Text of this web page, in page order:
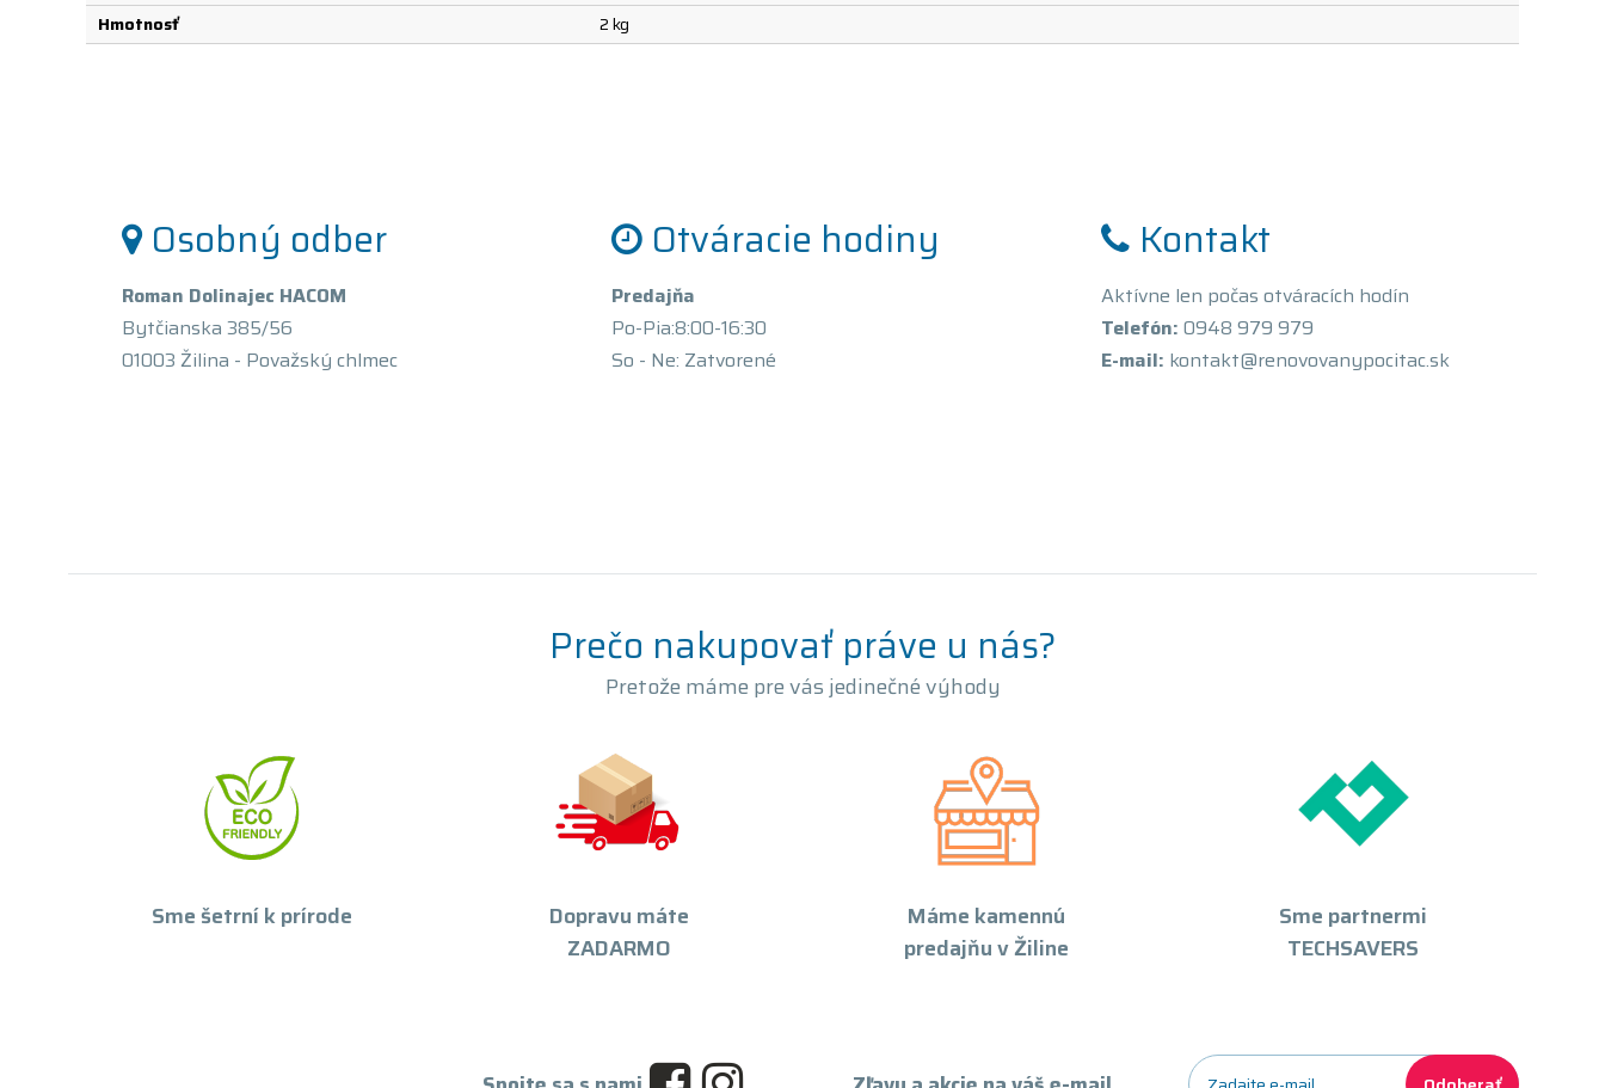
Hmotnosť
2 kg
Osobný odber
Roman Dolinajec HACOM
Bytčianska 385/56
01003 Žilina - Považský chlmec
Otváracie hodiny
Predajňa
Po-Pia:8:00-16:30
So - Ne: Zatvorené
Kontakt
Aktívne len počas otváracích hodín
Telefón: 0948 979 979
E-mail: kontakt@renovovanypocitac.sk
Prečo nakupovať práve u nás?
Pretože máme pre vás jedinečné výhody
Sme šetrní k prírode
Dopravu máte
ZADARMO
Máme kamennú
predajňu v Žiline
Sme partnermi
TECHSAVERS